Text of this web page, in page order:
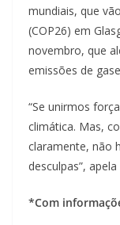
mundiais, que
(COP26) em
novembro, que
emissões de
“Se unirmos
climática. Mas,
claramente, não
desculpas”,
*Com